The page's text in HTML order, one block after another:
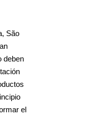
São
deben
el